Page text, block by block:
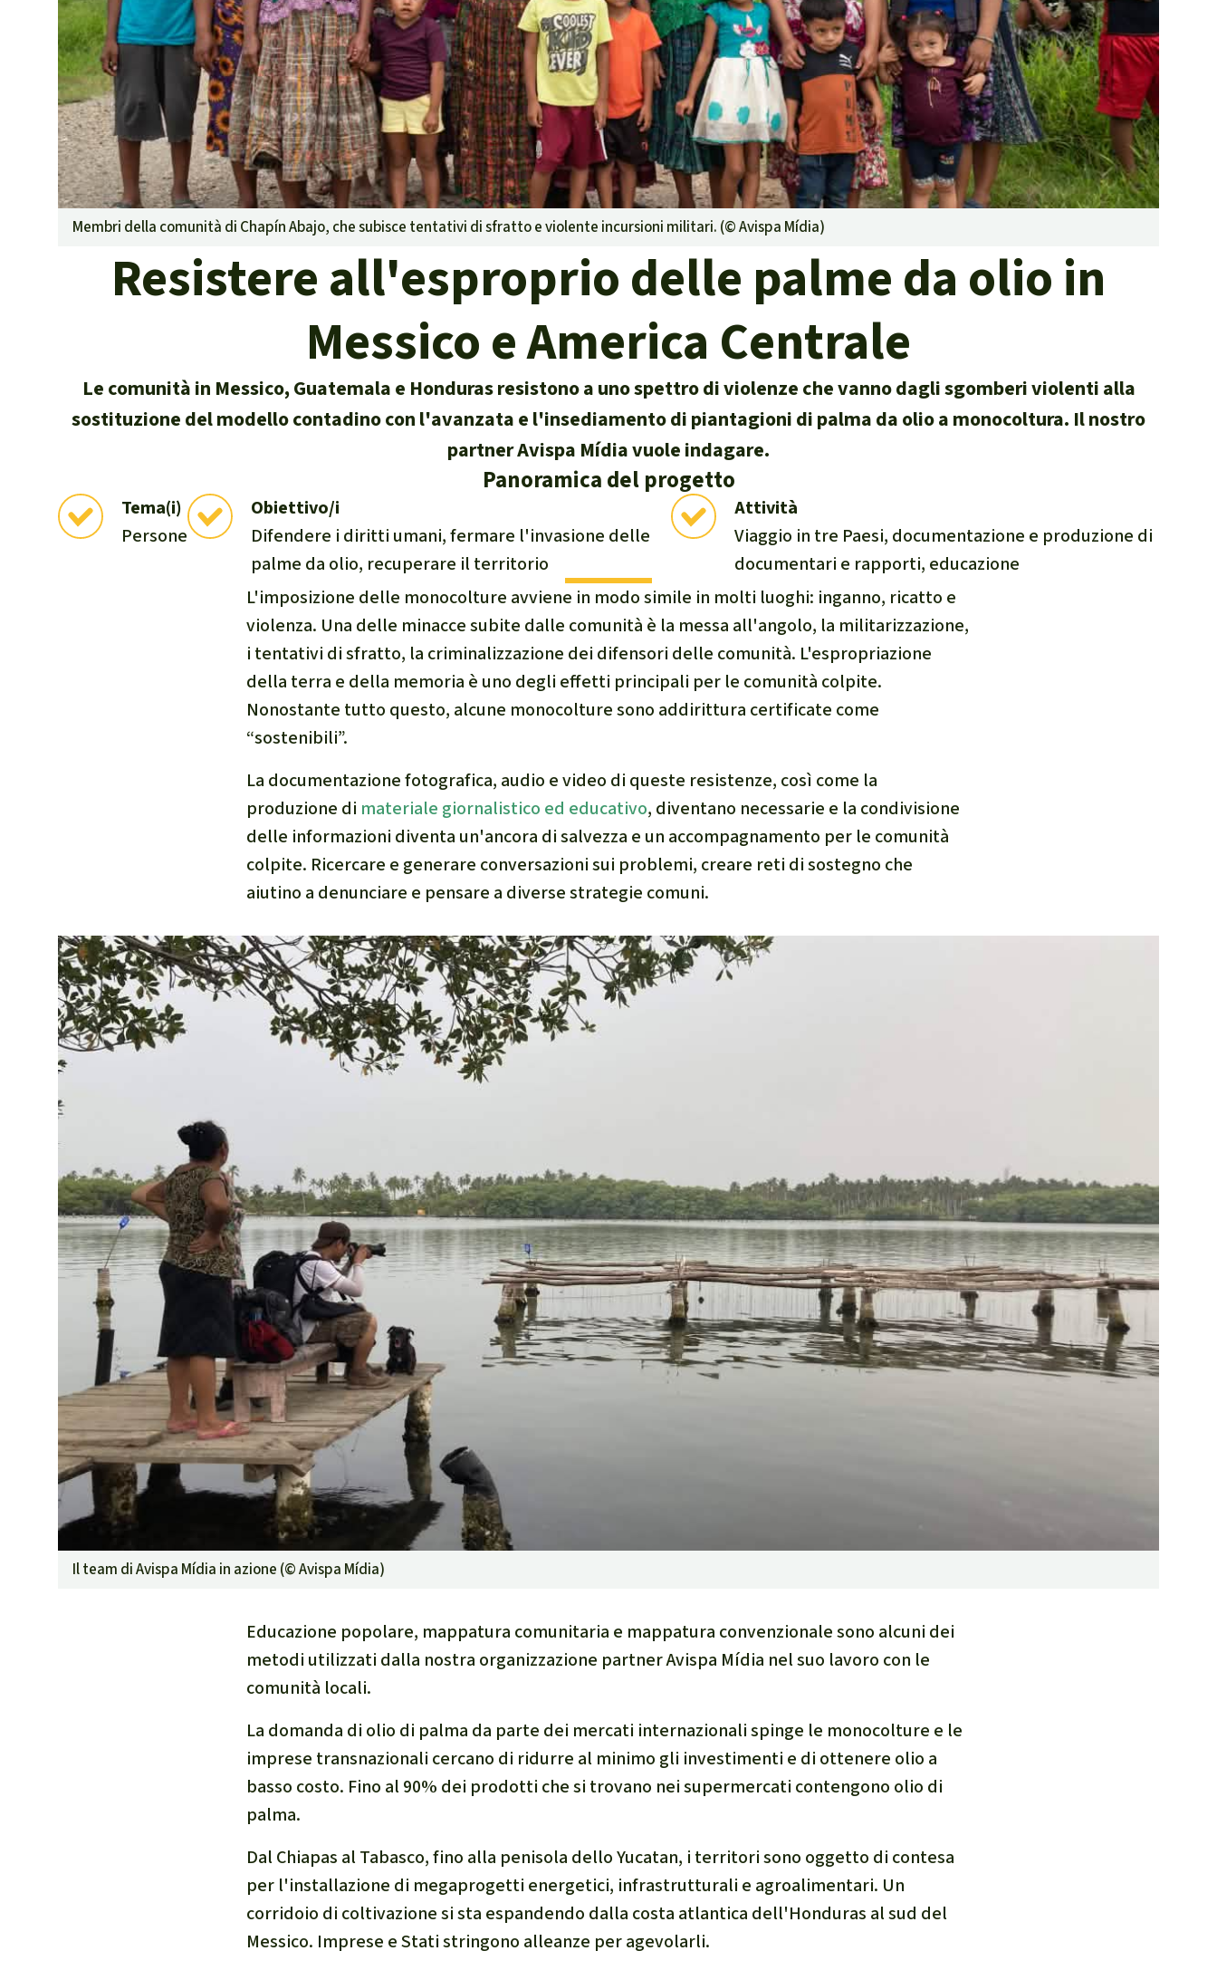
Landgrabbing
Difensori e Difensore
MDL
Soia
Chimalapas
Incendi
Domande e risposte
Alluminio
Criminalità ambientale,
Amazzonia
Problemi della certificazione
Yasuní
Chaco
Domande e risposte
internazionale di fauna e flora
Documento di sintesi sul clima
Miniere
CPLI
Nestlé
Pandemia e ambientalismo
Cambiamento climatico
contrastare gli incendi
forestali
Contribuisci
Membri della comunità di Chapín Abajo, che subisce tentativi di sfratto e violente incursioni militari. (©Avispa Mídia)
Resistere all'esproprio delle palme da olio in
Messico e America Centrale
Le comunità in Messico, Guatemala e Honduras resistono a uno spettro di violenze che vanno dagli sgomberi violenti alla
sostituzione del modello contadino con l'avanzata e l'insediamento di piantagioni di palma da olio a monocoltura. Il nostro
partner Avispa Mídia vuole indagare.
Panoramica del progetto
Tema(i)
Persone
Obiettivo/i
Difendere i diritti umani, fermare l'invasione delle
palme da olio, recuperare il territorio
Attività
Viaggio in tre Paesi, documentazione e produzione di
documentari e rapporti, educazione
L'imposizione delle monocolture avviene in modo simile in molti luoghi: inganno, ricatto e
violenza. Una delle minacce subite dalle comunità è la messa all'angolo, la militarizzazione,
i tentativi di sfratto, la criminalizzazione dei difensori delle comunità. L'espropriazione
della terra e della memoria è uno degli effetti principali per le comunità colpite.
Nonostante tutto questo, alcune monocolture sono addirittura certificate come
“sostenibili”.
La documentazione fotografica, audio e video di queste resistenze, così come la
produzione di materiale giornalistico ed educativo, diventano necessarie e la condivisione
delle informazioni diventa un'ancora di salvezza e un accompagnamento per le comunità
colpite. Ricercare e generare conversazioni sui problemi, creare reti di sostegno che
aiutino a denunciare e pensare a diverse strategie comuni.
Il team di Avispa Mídia in azione (©Avispa Mídia)
Educazione popolare, mappatura comunitaria e mappatura convenzionale sono alcuni dei
metodi utilizzati dalla nostra organizzazione partner Avispa Mídia nel suo lavoro con le
comunità locali.
La domanda di olio di palma da parte dei mercati internazionali spinge le monocolture e le
imprese transnazionali cercano di ridurre al minimo gli investimenti e di ottenere olio a
basso costo. Fino al 90% dei prodotti che si trovano nei supermercati contengono olio di
palma.
Dal Chiapas al Tabasco, fino alla penisola dello Yucatan, i territori sono oggetto di contesa
per l'installazione di megaprogetti energetici, infrastrutturali e agroalimentari. Un
corridoio di coltivazione si sta espandendo dalla costa atlantica dell'Honduras al sud del
Messico. Imprese e Stati stringono alleanze per agevolarli.